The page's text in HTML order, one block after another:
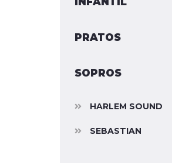
PRATOS
SOPROS
HARLEM SOUND
SEBASTIAN